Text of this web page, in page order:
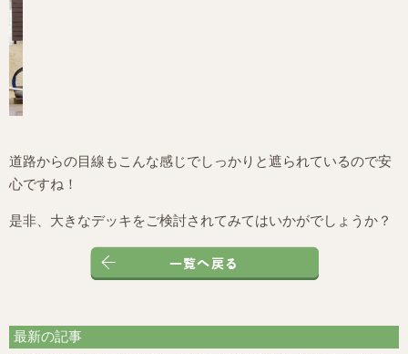
道路からの目線もこんな感じでしっかりと遮られているので安
心ですね！
是非、大きなデッキをご検討されてみてはいかがでしょうか？
最新の記事